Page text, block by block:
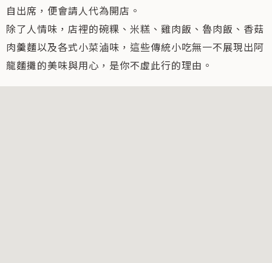
自出席，便會請人代為開店。
除了人情味，店裡的碗粿、米糕、雞肉飯、魯肉飯、香菇
肉羹麵以及各式小菜滷味，這些傳統小吃無一不展現出阿
龍麵攤的美味與用心，是你不虛此行的理由。